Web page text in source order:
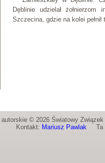
Dęblinie udzielał
Szczecina, gdzie na kolei
autorskie © 2026 Światowy
Kontakt: Mariusz PawlakTa